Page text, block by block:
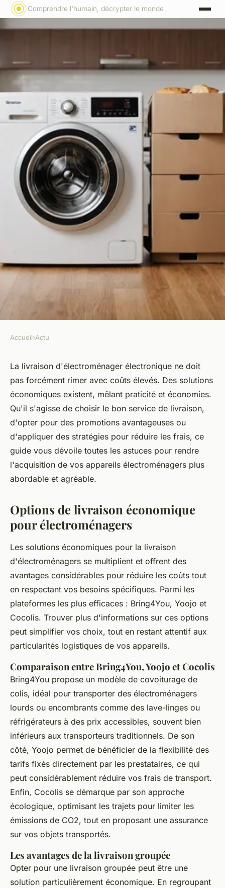
Comprendre l'humain, décrypter le monde
Livraison économique
d'électroménager électronique
: découvrez comment!
Maxence •30 décembre 2024•4 min de lecture
Accueil›Actu
La livraison d'électroménager électronique ne doit
pas forcément rimer avec coûts élevés. Des solutions
économiques existent, mêlant praticité et économies.
Qu'il s'agisse de choisir le bon service de livraison,
d'opter pour des promotions avantageuses ou
d'appliquer des stratégies pour réduire les frais, ce
guide vous dévoile toutes les astuces pour rendre
l'acquisition de vos appareils électroménagers plus
abordable et agréable.
Options de livraison économique
pour électroménagers
Les solutions économiques pour la livraison
d'électroménagers se multiplient et offrent des
avantages considérables pour réduire les coûts tout
en respectant vos besoins spécifiques. Parmi les
plateformes les plus efficaces : Bring4You, Yoojo et
Cocolis. Trouver plus d'informations sur ces options
peut simplifier vos choix, tout en restant attentif aux
particularités logistiques de vos appareils.
Comparaison entre Bring4You, Yoojo et Cocolis
Bring4You propose un modèle de covoiturage de
colis, idéal pour transporter des électroménagers
lourds ou encombrants comme des lave-linges ou
réfrigérateurs à des prix accessibles, souvent bien
inférieurs aux transporteurs traditionnels. De son
côté, Yoojo permet de bénéficier de la flexibilité des
tarifs fixés directement par les prestataires, ce qui
peut considérablement réduire vos frais de transport.
Enfin, Cocolis se démarque par son approche
écologique, optimisant les trajets pour limiter les
émissions de CO2, tout en proposant une assurance
sur vos objets transportés.
Les avantages de la livraison groupée
Opter pour une livraison groupée peut être une
solution particulièrement économique. En regroupant